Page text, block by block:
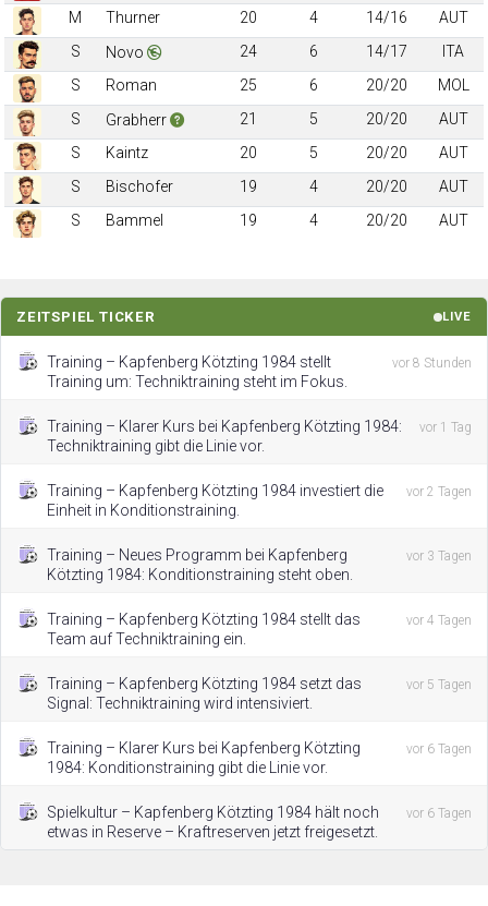
M
Thurner 20 4 14/16
AUT
S
Novo 24 6 14/17
ITA
S
Roman 25 6 20/20
MOL
S
Grabherr 21 5 20/20
AUT
S
Kaintz 20 5 20/20
AUT
S
Bischofer 19 4 20/20
AUT
S
Bammel 19 4 20/20 AUT
ZEITSPIEL TICKER LIVE
Training – Kapfenberg Kötzting 1984 stellt
Training um: Techniktraining steht im Fokus.
vor 8 Stunden
Training – Klarer Kurs bei Kapfenberg Kötzting 1984:
Techniktraining gibt die Linie vor.
vor 1 Tag
Training – Kapfenberg Kötzting 1984 investiert die
Einheit in Konditionstraining.
vor 2 Tagen
Training – Neues Programm bei Kapfenberg
Kötzting 1984: Konditionstraining steht oben.
vor 3 Tagen
Training – Kapfenberg Kötzting 1984 stellt das
Team auf Techniktraining ein.
vor 4 Tagen
Training – Kapfenberg Kötzting 1984 setzt das
Signal: Techniktraining wird intensiviert.
vor 5 Tagen
Training – Klarer Kurs bei Kapfenberg Kötzting
1984: Konditionstraining gibt die Linie vor.
vor 6 Tagen
Spielkultur – Kapfenberg Kötzting 1984 hält noch
etwas in Reserve – Kraftreserven jetzt freigesetzt.
vor 6 Tagen